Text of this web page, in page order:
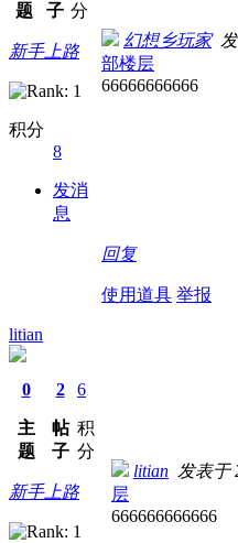
题
子 分
新手上路
积分
8
发消
息
幻想乡玩家发
部楼层
66666666666
回复
使用道具 举报
litian
0
主
题
2
帖
子
6
积
分
新手上路
litian 发表于
层
666666666666